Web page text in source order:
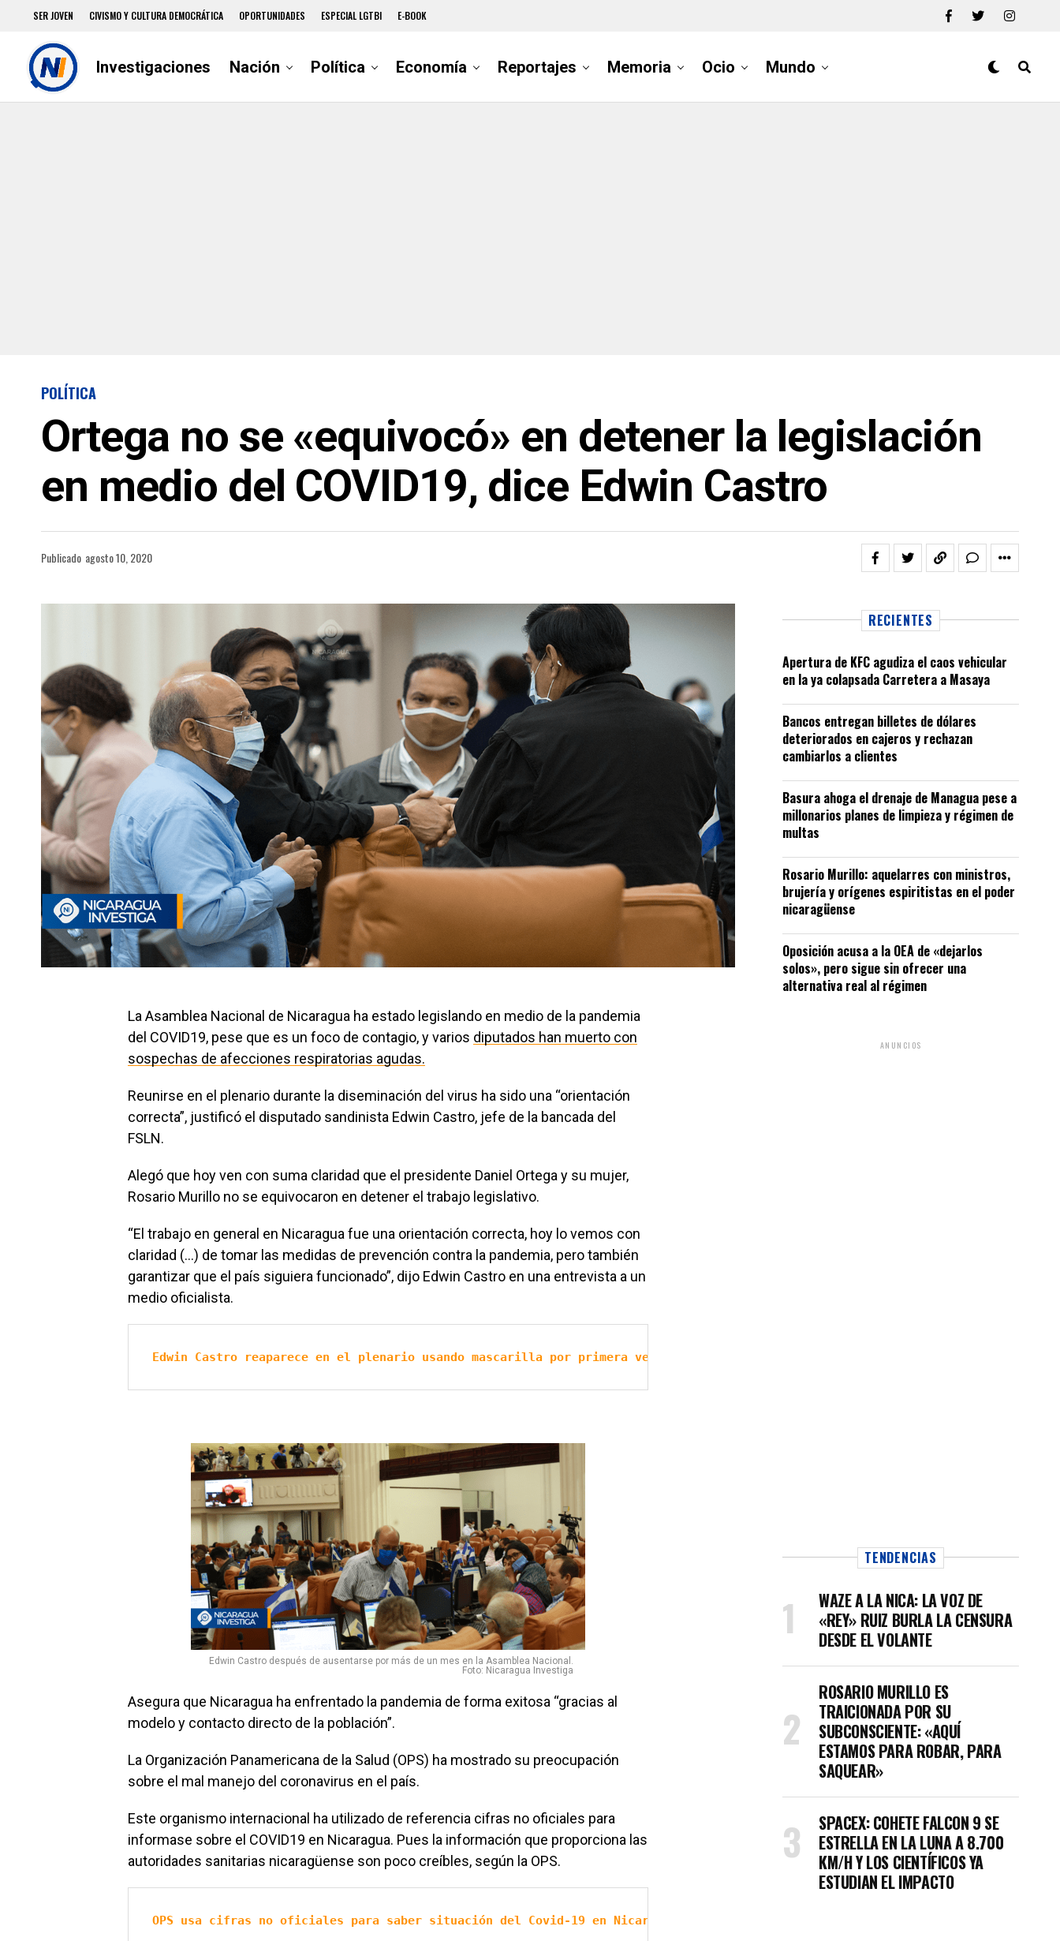
SER JOVEN CIVISMO Y CULTURA DEMOCRÁTICA OPORTUNIDADES ESPECIAL LGTBI E-BOOK
Investigaciones Nación Política Economía Reportajes Memoria Ocio Mundo
POLÍTICA
Ortega no se «equivocó» en detener la legislación
en medio del COVID19, dice Edwin Castro
Publicado agosto 10, 2020
La Asamblea Nacional de Nicaragua ha estado legislando en medio de la pandemia
del COVID19, pese que es un foco de contagio, y varios diputados han muerto con
sospechas de afecciones respiratorias agudas.
Reunirse en el plenario durante la diseminación del virus ha sido una “orientación
correcta”, justificó el disputado sandinista Edwin Castro, jefe de la bancada del
FSLN.
Alegó que hoy ven con suma claridad que el presidente Daniel Ortega y su mujer,
Rosario Murillo no se equivocaron en detener el trabajo legislativo.
“El trabajo en general en Nicaragua fue una orientación correcta, hoy lo vemos con
claridad (…) de tomar las medidas de prevención contra la pandemia, pero también
garantizar que el país siguiera funcionado”, dijo Edwin Castro en una entrevista a un
medio oficialista.
Edwin Castro reaparece en el plenario usando mascarilla por primera vez
Edwin Castro después de ausentarse por más de un mes en la Asamblea Nacional.
Foto: Nicaragua Investiga
Asegura que Nicaragua ha enfrentado la pandemia de forma exitosa “gracias al
modelo y contacto directo de la población”.
La Organización Panamericana de la Salud (OPS) ha mostrado su preocupación
sobre el mal manejo del coronavirus en el país.
Este organismo internacional ha utilizado de referencia cifras no oficiales para
informase sobre el COVID19 en Nicaragua. Pues la información que proporciona las
autoridades sanitarias nicaragüense son poco creíbles, según la OPS.
OPS usa cifras no oficiales para saber situación del Covid-19 en Nicaragua
RECIENTES
Apertura de KFC agudiza el caos vehicular
en la ya colapsada Carretera a Masaya
Bancos entregan billetes de dólares
deteriorados en cajeros y rechazan
cambiarlos a clientes
Basura ahoga el drenaje de Managua pese a
millonarios planes de limpieza y régimen de
multas
Rosario Murillo: aquelarres con ministros,
brujería y orígenes espiritistas en el poder
nicaragüense
Oposición acusa a la OEA de «dejarlos
solos», pero sigue sin ofrecer una
alternativa real al régimen
ANUNCIOS
TENDENCIAS
WAZE A LA NICA: LA VOZ DE
«REY» RUIZ BURLA LA CENSURA
DESDE EL VOLANTE
ROSARIO MURILLO ES
TRAICIONADA POR SU
SUBCONSCIENTE: «AQUÍ
ESTAMOS PARA ROBAR, PARA
SAQUEAR»
SPACEX: COHETE FALCON 9 SE
ESTRELLA EN LA LUNA A 8.700
KM/H Y LOS CIENTÍFICOS YA
ESTUDIAN EL IMPACTO